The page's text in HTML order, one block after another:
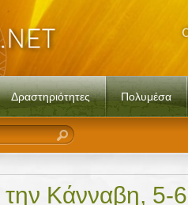
Δραστηριότητες Πολυμέσα
την Κάνναβη, 5-